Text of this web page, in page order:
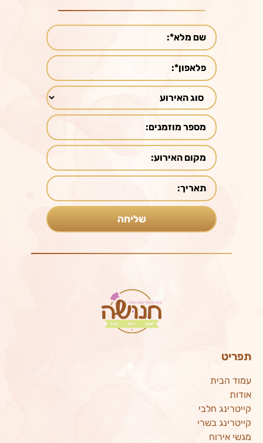
תפריט
עמוד הבית
אודות
קייטרינג חלבי
קייטרינג בשרי
מגשי אירוח